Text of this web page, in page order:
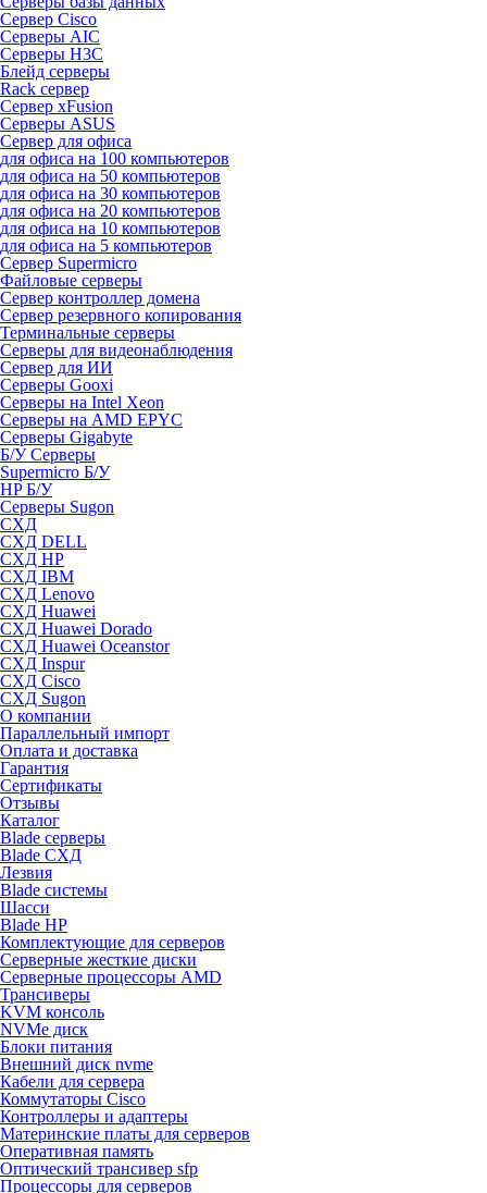
Сервер Cisco
Серверы AIC
Серверы H3C
Блейд серверы
Rack сервер
Сервер xFusion
Серверы ASUS
Сервер для офиса
для офиса на 100 компьютеров
для офиса на 50 компьютеров
для офиса на 30 компьютеров
для офиса на 20 компьютеров
для офиса на 10 компьютеров
для офиса на 5 компьютеров
Сервер Supermicro
Файловые серверы
Сервер контроллер домена
Сервер резервного копирования
Терминальные серверы
Серверы для видеонаблюдения
Сервер для ИИ
Серверы Gooxi
Серверы на Intel Xeon
Серверы на AMD EPYC
Серверы Gigabyte
Б/У Серверы
Supermicro Б/У
HP Б/У
Серверы Sugon
СХД
СХД DELL
СХД HP
СХД IBM
СХД Lenovo
СХД Huawei
СХД Huawei Dorado
СХД Huawei Oceanstor
СХД Inspur
СХД Cisco
СХД Sugon
О компании
Параллельный импорт
Оплата и доставка
Гарантия
Сертификаты
Отзывы
Каталог
Blade серверы
Blade СХД
Лезвия
Blade системы
Шасси
Blade HP
Комплектующие для серверов
Серверные жесткие диски
Серверные процессоры AMD
Трансиверы
KVM консоль
NVMe диск
Блоки питания
Внешний диск nvme
Кабели для сервера
Коммутаторы Cisco
Контроллеры и адаптеры
Материнские платы для серверов
Оперативная память
Оптический трансивер sfp
Процессоры для серверов